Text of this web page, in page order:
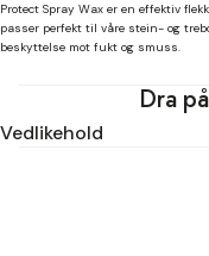
Protect Spray Wax er en effektiv
passer perfekt til våre stein- og
beskyttelse mot fukt og smuss.
Dra
Vedlikehold